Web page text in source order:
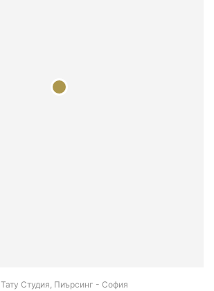
Тату Студия, Пиърсинг - София